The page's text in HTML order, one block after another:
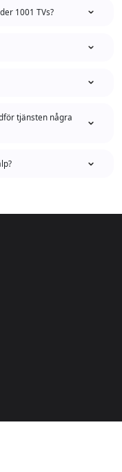
1001 TVs?
tjänsten några